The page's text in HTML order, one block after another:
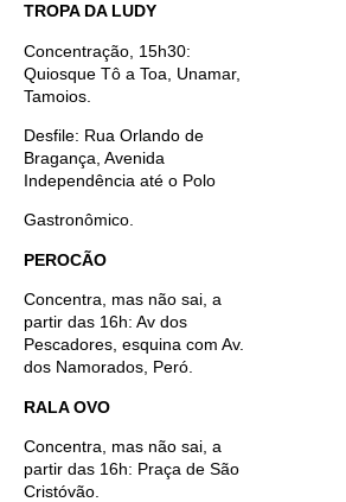
TROPA DA LUDY
Concentração, 15h30:
Quiosque Tô a Toa, Unamar,
Tamoios.
Desfile: Rua Orlando de
Bragança, Avenida
Independência até o Polo
Gastronômico.
PEROCÃO
Concentra, mas não sai, a
partir das 16h: Av dos
Pescadores, esquina com Av.
dos Namorados, Peró.
RALA OVO
Concentra, mas não sai, a
partir das 16h: Praça de São
Cristóvão.